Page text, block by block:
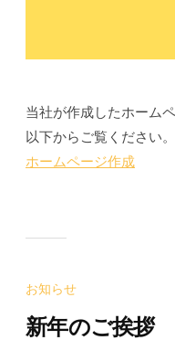
当社が作成したホーム
以下からご覧ください。
ホームページ作成
お知らせ
新年のご挨拶